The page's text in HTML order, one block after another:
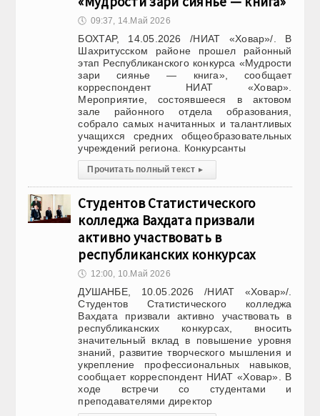
🕔 09:37, 14.Май 2026
БОХТАР, 14.05.2026 /НИАТ «Ховар»/. В
Шахритусском районе прошел районный
этап Республиканского конкурса «Мудрости
зари сиянье — книга», сообщает
корреспондент НИАТ «Ховар».
Мероприятие, состоявшееся в актовом
зале районного отдела образования,
собрало самых начитанных и талантливых
учащихся средних общеобразовательных
учреждений региона. Конкурсанты
Прочитать полный текст ▸
Студентов Статистического
колледжа Вахдата призвали
активно участвовать в
республиканских конкурсах
🕔 12:00, 10.Май 2026
ДУШАНБЕ, 10.05.2026 /НИАТ «Ховар»/.
Студентов Статистического колледжа
Вахдата призвали активно участвовать в
республиканских конкурсах, вносить
значительный вклад в повышение уровня
знаний, развитие творческого мышления и
укрепление профессиональных навыков,
сообщает корреспондент НИАТ «Ховар». В
ходе встречи со студентами и
преподавателями директор